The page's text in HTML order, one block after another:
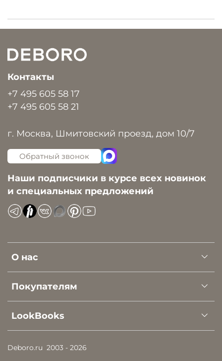
О нас
Покупателям
LookBooks
Контакты
+7 495 605 58 17
+7 495 605 58 21
г. Москва, Шмитовский проезд, дом 10/7
Обратный звонок
Наши подписчики в курсе всех новинок
и специальных предложений
Deboro.ru 2003 - 2026